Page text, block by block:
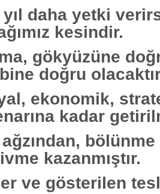
daha yetki
kesindir.
gökyüzüne
doğru
ekonomik,
kadar
ağzından,
kazanmıştır.
ve gösterilen